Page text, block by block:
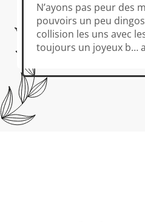
N’ayons pas peur des
pouvoirs un peu
collision les uns avec
toujours un joyeux b…
s’enchaîner (et parfois
dépourvu les auteurs
compile de questions